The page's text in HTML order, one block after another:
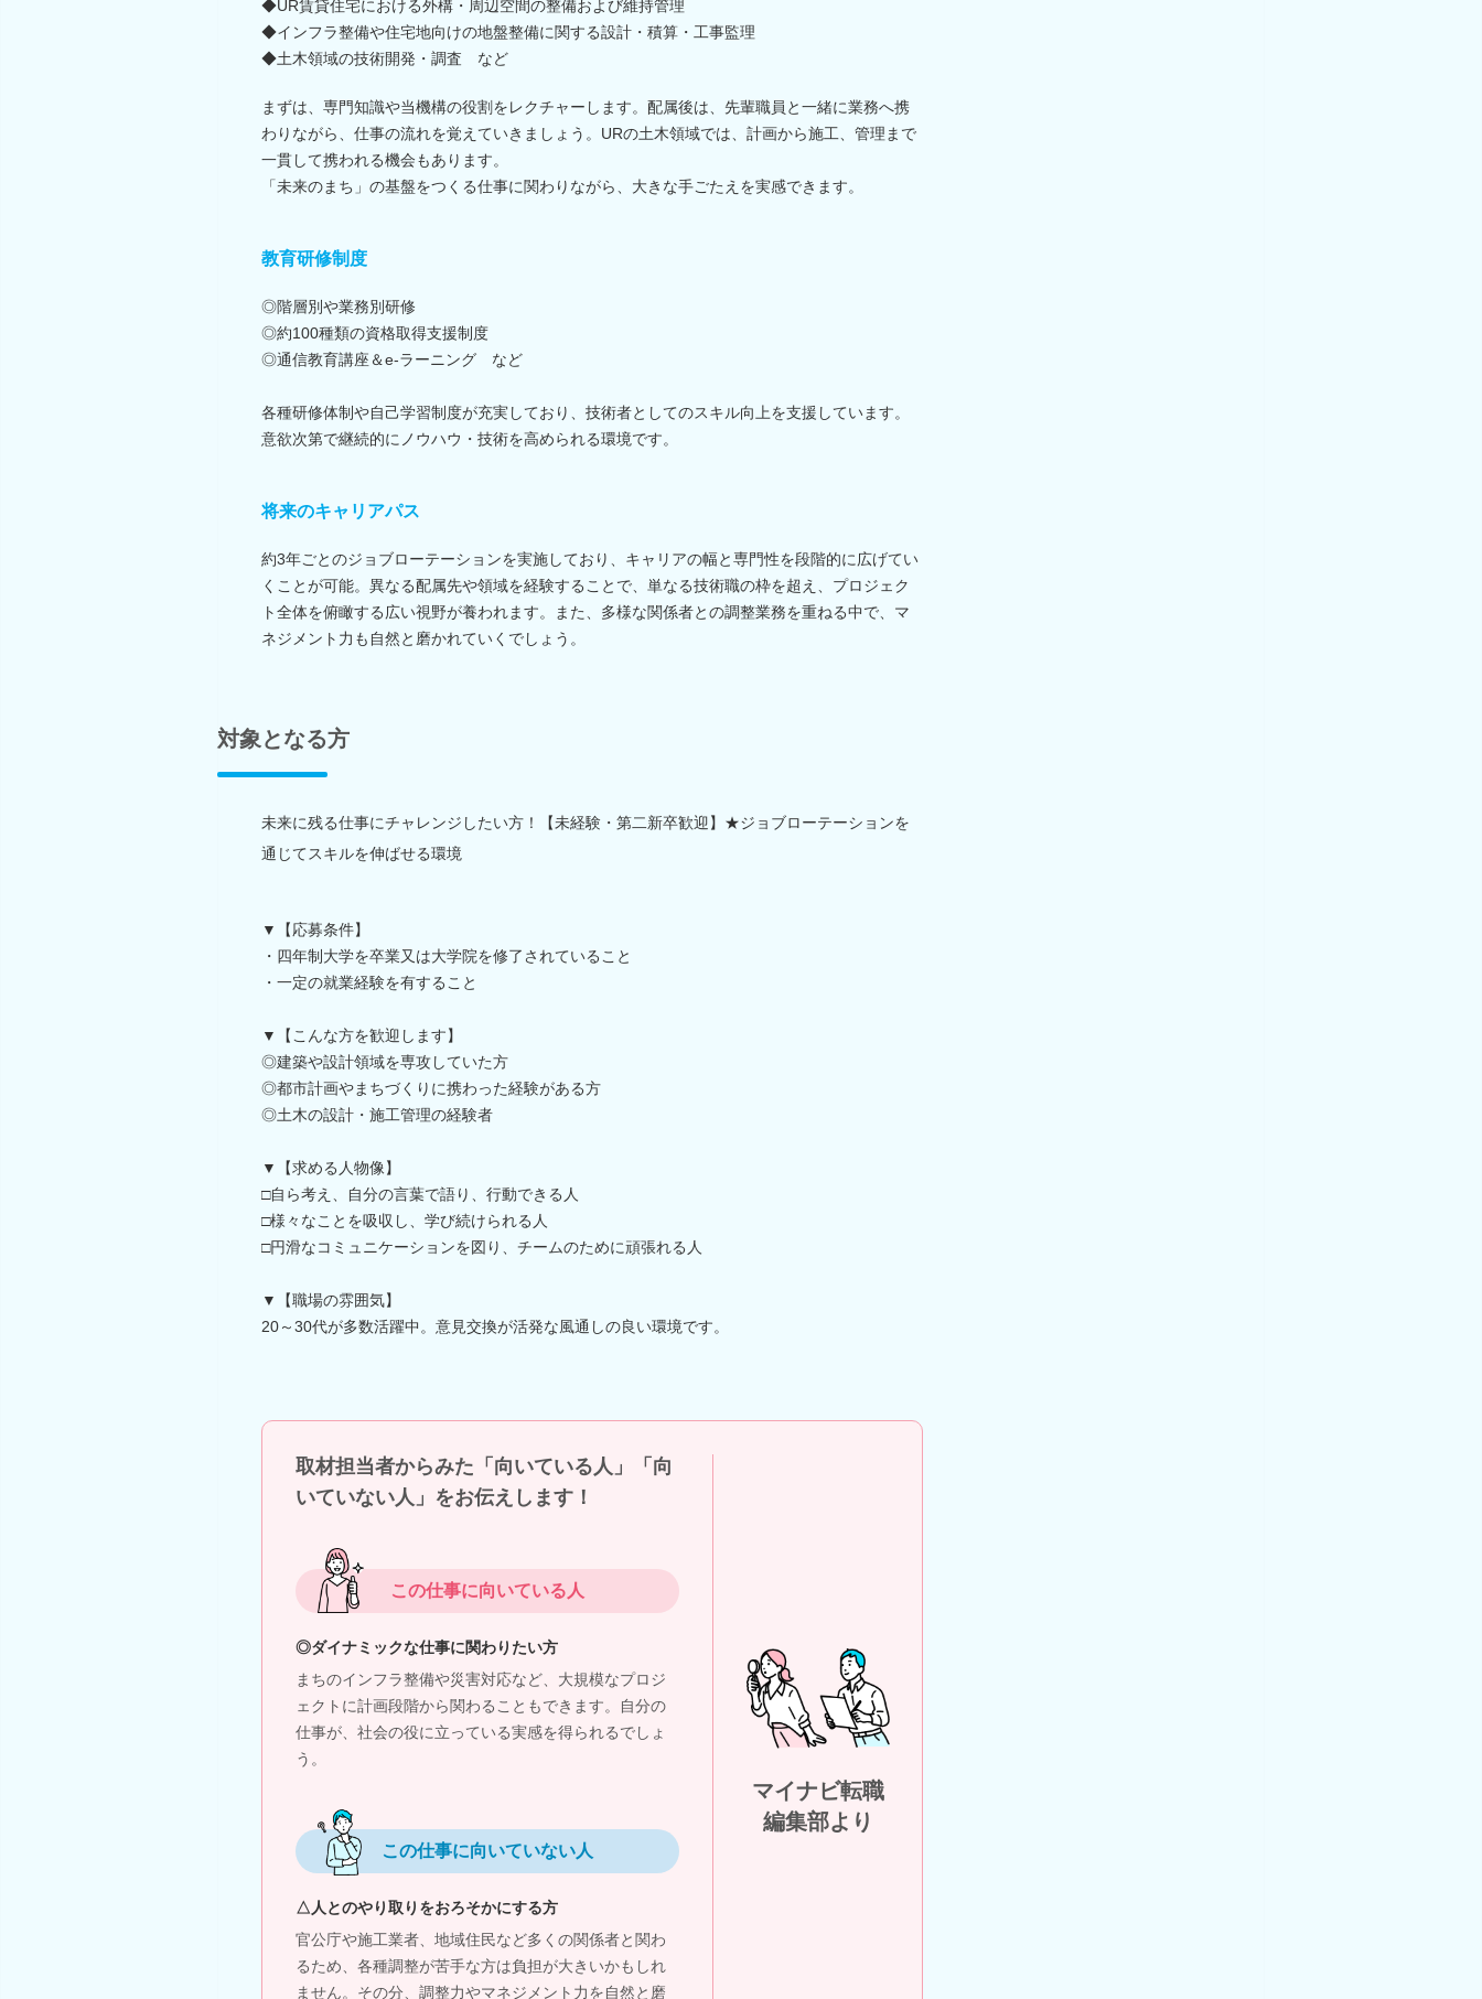
◆UR賃貸住宅における外構・周辺空間の整備および維持管理
◆インフラ整備や住宅地向けの地盤整備に関する設計・積算・工事監理
◆土木領域の技術開発・調査 など
まずは、専門知識や当機構の役割をレクチャーします。配属後は、先輩職員と一緒に業務へ携
わりながら、仕事の流れを覚えていきましょう。URの土木領域では、計画から施工、管理まで
一貫して携われる機会もあります。
「未来のまち」の基盤をつくる仕事に関わりながら、大きな手ごたえを実感できます。
教育研修制度
◎階層別や業務別研修
◎約100種類の資格取得支援制度
◎通信教育講座＆e-ラーニング など
各種研修体制や自己学習制度が充実しており、技術者としてのスキル向上を支援しています。
意欲次第で継続的にノウハウ・技術を高められる環境です。
将来のキャリアパス
約3年ごとのジョブローテーションを実施しており、キャリアの幅と専門性を段階的に広げてい
くことが可能。異なる配属先や領域を経験することで、単なる技術職の枠を超え、プロジェク
ト全体を俯瞰する広い視野が養われます。また、多様な関係者との調整業務を重ねる中で、マ
ネジメント力も自然と磨かれていくでしょう。
対象となる方
未来に残る仕事にチャレンジしたい方！【未経験・第二新卒歓迎】★ジョブローテーションを
通じてスキルを伸ばせる環境
▼【応募条件】
・四年制大学を卒業又は大学院を修了されていること
・一定の就業経験を有すること
▼【こんな方を歓迎します】
◎建築や設計領域を専攻していた方
◎都市計画やまちづくりに携わった経験がある方
◎土木の設計・施工管理の経験者
▼【求める人物像】
□自ら考え、自分の言葉で語り、行動できる人
□様々なことを吸収し、学び続けられる人
□円滑なコミュニケーションを図り、チームのために頑張れる人
▼【職場の雰囲気】
20～30代が多数活躍中。意見交換が活発な風通しの良い環境です。
取材担当者からみた「向いている人」「向
いていない人」をお伝えします！
この仕事に向いている人
◎ダイナミックな仕事に関わりたい方
まちのインフラ整備や災害対応など、大規模なプロジ
ェクトに計画段階から関わることもできます。自分の
仕事が、社会の役に立っている実感を得られるでしょ
う。
この仕事に向いていない人
△人とのやり取りをおろそかにする方
官公庁や施工業者、地域住民など多くの関係者と関わ
るため、各種調整が苦手な方は負担が大きいかもしれ
ません。その分、調整力やマネジメント力を自然と磨
マイナビ転職
編集部より